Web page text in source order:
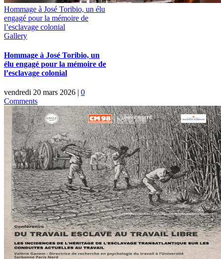
Hommage à José Toribio, un élu
engagé pour la mémoire de
l’esclavage colonial
Gallery
Hommage à José Toribio, un
élu engagé pour la mémoire de
l’esclavage colonial
vendredi 20 mars 2026 | 0
Comments